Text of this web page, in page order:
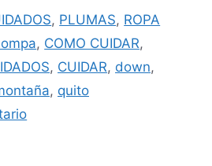
, PLUMAS, ROPA
, COMO CUIDAR,
, CUIDAR, down,
, quito